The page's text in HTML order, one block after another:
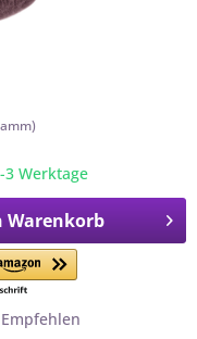
Werktage
Warenkorb
Empfehlen